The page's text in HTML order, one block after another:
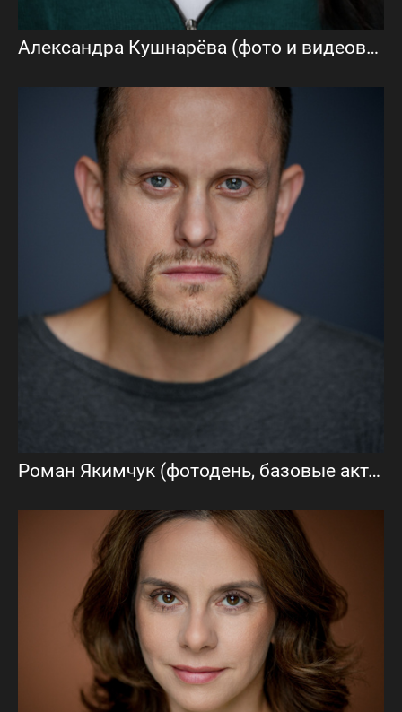
Александра Кушнарёва (фото и видеовизитка)
Роман Якимчук (фотодень, базовые актёрские фото)